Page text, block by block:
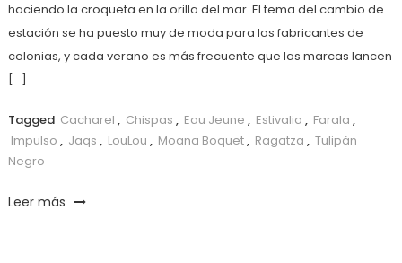
haciendo la croqueta en la orilla del mar. El tema del cambio de
estación se ha puesto muy de moda para los fabricantes de
colonias, y cada verano es más frecuente que las marcas lancen
[…]
Tagged Cacharel , Chispas , Eau Jeune , Estivalia , Farala ,
Impulso , Jaqs , LouLou , Moana Boquet, Ragatza , Tulipán
Negro
Leer más